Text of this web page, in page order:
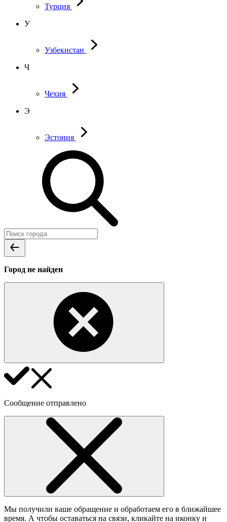
Турция
У
Узбекистан
Ч
Чехия
Э
Эстония
Город не найден
Сообщение отправлено
Мы получили ваше обращение и обработаем его в ближайшее
время. А чтобы оставаться на связи, кликайте на иконку и